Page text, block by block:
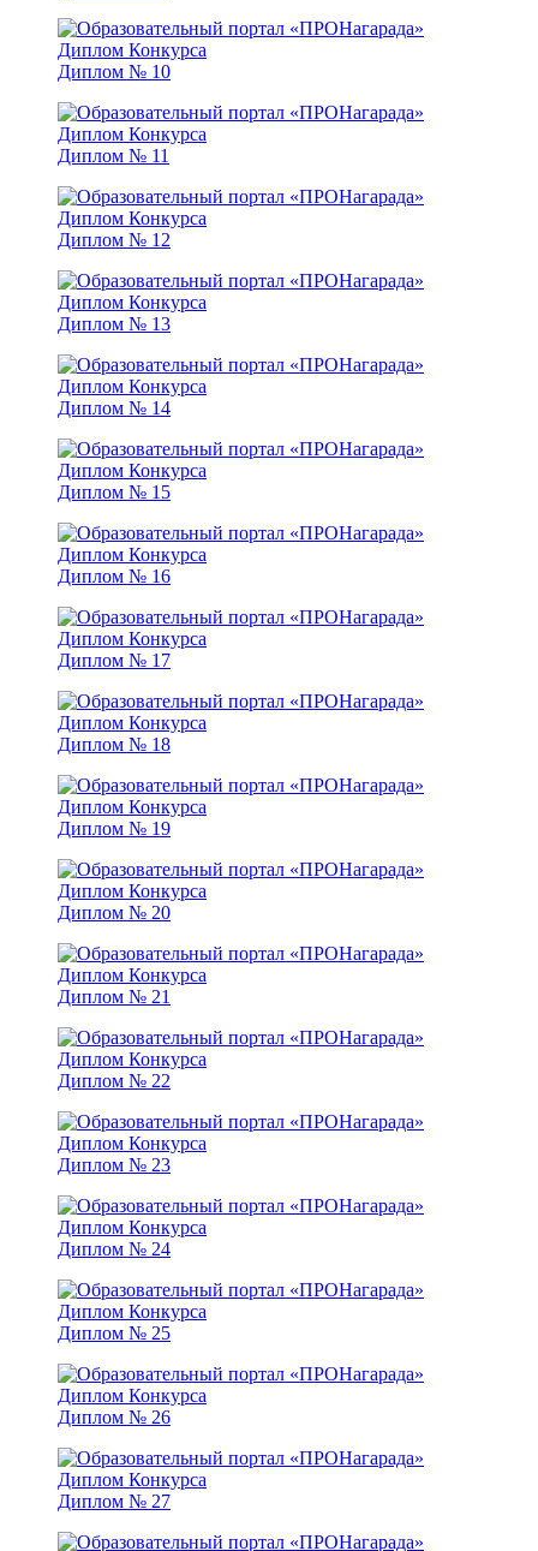
Диплом № 10
Диплом № 11
Диплом № 12
Диплом № 13
Диплом № 14
Диплом № 15
Диплом № 16
Диплом № 17
Диплом № 18
Диплом № 19
Диплом № 20
Диплом № 21
Диплом № 22
Диплом № 23
Диплом № 24
Диплом № 25
Диплом № 26
Диплом № 27